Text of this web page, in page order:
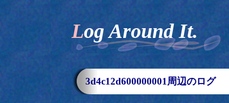
Log Around It.
3d4c12d600000001周辺のログ